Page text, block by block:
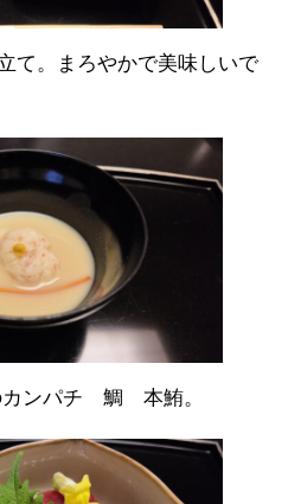
。まろやかで美味しいで
カンパチ 鯛 本鮪。